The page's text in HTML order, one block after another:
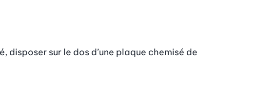
sur le dos d’une plaque chemisé de